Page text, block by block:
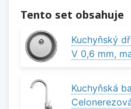
Tento set obsahuje
Kuchyňský
V 0,6 mm,
Kuchyňská